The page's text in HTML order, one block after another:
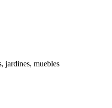
jardines, muebles